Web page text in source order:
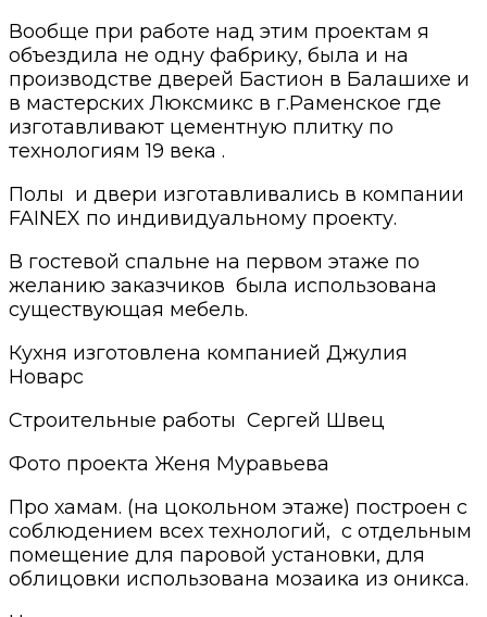
Вообще при работе над этим проектам я
объездила не одну фабрику, была и на
производстве дверей Бастион в Балашихе и
в мастерских Люксмикс в г.Раменское где
изготавливают цементную плитку по
технологиям 19 века .
Полы и двери изготавливались в компании
FAINEX по индивидуальному проекту.
В гостевой спальне на первом этаже по
желанию заказчиков была использована
существующая мебель.
Кухня изготовлена компанией Джулия
Новарс
Строительные работы Сергей Швец
Фото проекта Женя Муравьева
Про хамам. (на цокольном этаже) построен с
соблюдением всех технологий, с отдельным
помещение для паровой установки, для
облицовки использована мозаика из оникса.